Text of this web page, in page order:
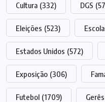
Cultura (332) DGS
Eleições (523)
Estados Unidos (572)
Exposição (306)
Futebol (1709) Gerês